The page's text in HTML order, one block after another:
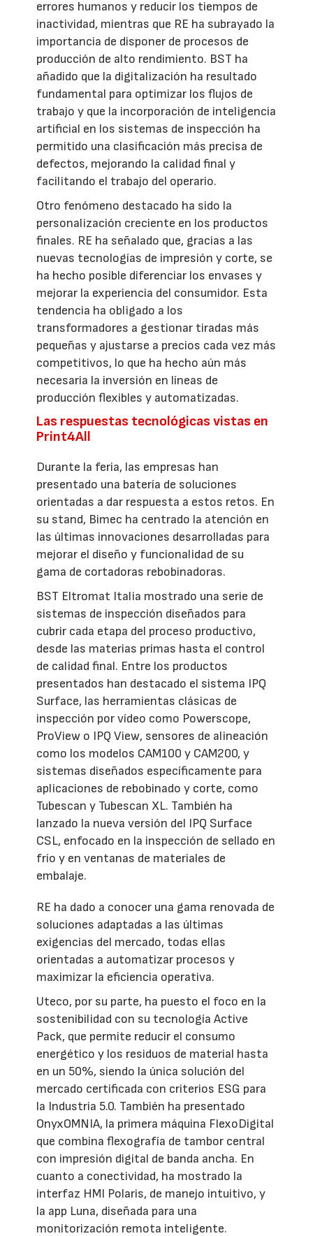
errores humanos y reducir los tiempos de
inactividad, mientras que RE ha subrayado la
importancia de disponer de procesos de
producción de alto rendimiento. BST ha
añadido que la digitalización ha resultado
fundamental para optimizar los flujos de
trabajo y que la incorporación de inteligencia
artificial en los sistemas de inspección ha
permitido una clasificación más precisa de
defectos, mejorando la calidad final y
facilitando el trabajo del operario.
Otro fenómeno destacado ha sido la
personalización creciente en los productos
finales. RE ha señalado que, gracias a las
nuevas tecnologías de impresión y corte, se
ha hecho posible diferenciar los envases y
mejorar la experiencia del consumidor. Esta
tendencia ha obligado a los
transformadores a gestionar tiradas más
pequeñas y ajustarse a precios cada vez más
competitivos, lo que ha hecho aún más
necesaria la inversión en líneas de
producción flexibles y automatizadas.
Las respuestas tecnológicas vistas en
Print4All
Durante la feria, las empresas han
presentado una batería de soluciones
orientadas a dar respuesta a estos retos. En
su stand, Bimec ha centrado la atención en
las últimas innovaciones desarrolladas para
mejorar el diseño y funcionalidad de su
gama de cortadoras rebobinadoras.
BST Eltromat Italia mostrado una serie de
sistemas de inspección diseñados para
cubrir cada etapa del proceso productivo,
desde las materias primas hasta el control
de calidad final. Entre los productos
presentados han destacado el sistema IPQ
Surface, las herramientas clásicas de
inspección por vídeo como Powerscope,
ProView o IPQ View, sensores de alineación
como los modelos CAM100 y CAM200, y
sistemas diseñados específicamente para
aplicaciones de rebobinado y corte, como
Tubescan y Tubescan XL. También ha
lanzado la nueva versión del IPQ Surface
CSL, enfocado en la inspección de sellado en
frío y en ventanas de materiales de
embalaje.
RE ha dado a conocer una gama renovada de
soluciones adaptadas a las últimas
exigencias del mercado, todas ellas
orientadas a automatizar procesos y
maximizar la eficiencia operativa.
Uteco, por su parte, ha puesto el foco en la
sostenibilidad con su tecnología Active
Pack, que permite reducir el consumo
energético y los residuos de material hasta
en un 50%, siendo la única solución del
mercado certificada con criterios ESG para
la Industria 5.0. También ha presentado
OnyxOMNIA, la primera máquina FlexoDigital
que combina flexografía de tambor central
con impresión digital de banda ancha. En
cuanto a conectividad, ha mostrado la
interfaz HMI Polaris, de manejo intuitivo, y
la app Luna, diseñada para una
monitorización remota inteligente.